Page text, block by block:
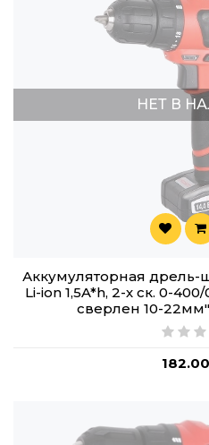
НЕТ В
Аккумуляторная дрель-
Li-ion 1,5A*h, 2-х ск. 0-
сверлен 10-
182.00